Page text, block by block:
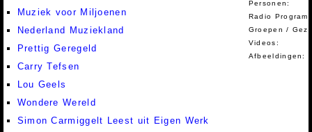
Muziek voor Miljoenen
Nederland Muziekland
Prettig Geregeld
Carry Tefsen
Lou Geels
Wondere Wereld
Simon Carmiggelt Leest uit Eigen Werk
Personen:
Radio
Groepen /
Videos:
Afbeeldingen: